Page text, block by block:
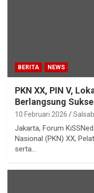
BERITA NEWS
PKN XX, PIN V,
Berlangsung
10 Februari 2026
Jakarta, Forum
Nasional (PKN) XX,
serta…